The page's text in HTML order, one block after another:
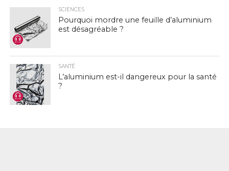
SCIENCES
Pourquoi mordre une feuille d’aluminium
est désagréable ?
SANTÉ
L’aluminium est-il dangereux pour la santé
?